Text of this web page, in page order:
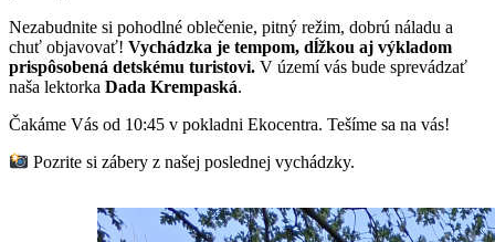
Nezabudnite si pohodlné oblečenie, pitný režim, dobrú náladu a
chuť objavovať! Vychádzka je tempom, dĺžkou aj výkladom
prispôsobená detskému turistovi. V území vás bude sprevádzať
naša lektorka Dada Krempaská.
Čakáme Vás od 10:45 v pokladni Ekocentra. Tešíme sa na vás!
Pozrite si zábery z našej poslednej vychádzky.